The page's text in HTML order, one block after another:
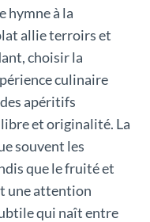
hymne à la
allie terroirs et
choisir la
culinaire
apéritifs
et originalité. La
souvent les
que le fruité et
une attention
qui naît entre